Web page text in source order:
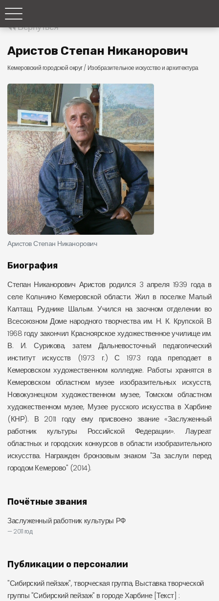
Вернуться
Аристов Степан Никанорович
Кемеровский городской округ / Изобразительное искусство и архитектура
Аристов Степан Никанорович
Биография
Степан Никанорович Аристов родился 3 апреля 1939 года в
селе Кольчино Кемеровской области. Жил в поселке Малый
Калташ, Руднике Шалым. Учился на заочном отделении во
Всесоюзном Доме народного творчества им. Н. К. Крупской. В
1968 году закончил Красноярское художественное училище им.
В. И. Сурикова, затем Дальневосточный педагогический
институт искусств (1973 г.) С 1973 года преподает в
Кемеровском художественном колледже. Работы хранятся в
Кемеровском областном музее изобразительных искусств,
Новокузнецком художественном музее, Томском областном
художественном музее, Музее русского искусства в Харбине
(КНР). В 2011 году ему присвоено звание «Заслуженный
работник культуры Российской Федерации». Лауреат
областных и городских конкурсов в области изобразительного
искусства. Награжден бронзовым знаком "За заслуги перед
городом Кемерово" (2014).
Почётные звания
Заслуженный работник культуры РФ
2011 год
Публикации о персоналии
"Сибирский пейзаж", творческая группа, Выставка творческой
группы "Сибирский пейзаж" в городе Харбине [Текст] :